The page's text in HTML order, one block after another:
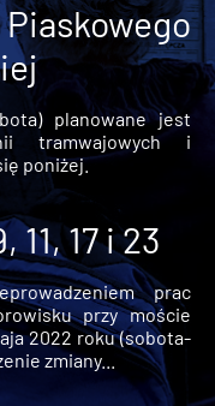
planowane jest
tramwajowych i
poniżej.
17 i 23
prac
przy moście
2022 roku (sobota-
zmiany...